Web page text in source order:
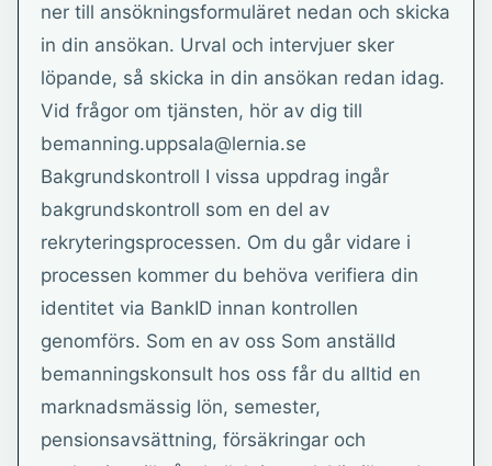
ner till ansökningsformuläret nedan och skicka
in din ansökan. Urval och intervjuer sker
löpande, så skicka in din ansökan redan idag.
Vid frågor om tjänsten, hör av dig till
bemanning.uppsala@lernia.se
Bakgrundskontroll I vissa uppdrag ingår
bakgrundskontroll som en del av
rekryteringsprocessen. Om du går vidare i
processen kommer du behöva verifiera din
identitet via BankID innan kontrollen
genomförs. Som en av oss Som anställd
bemanningskonsult hos oss får du alltid en
marknadsmässig lön, semester,
pensionsavsättning, försäkringar och